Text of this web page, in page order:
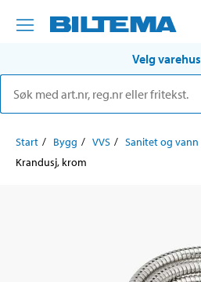
Velg varehus
Start Bygg VVS Sanitet og vann
Krandusj, krom